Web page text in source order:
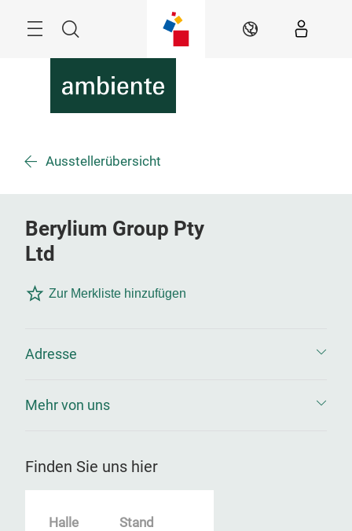
Suche DE
Ausstellerübersicht
Berylium Group Pty
Ltd
Zur Merkliste hinzufügen
Adresse
Mehr von uns
Finden Sie uns hier
Halle Stand